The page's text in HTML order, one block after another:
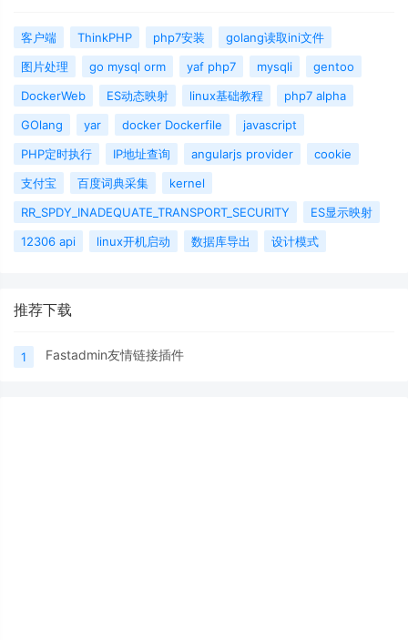
客户端 ThinkPHP php7安装
golang读取ini文件
图片处理
go mysql orm yaf php7 mysqli
gentoo
DockerWeb
ES动态映射 linux基础教程
php7 alpha
GOlang
yar docker Dockerfile
javascript
PHP定时执行
IP地址查询 angularjs provider
cookie
支付宝
百度词典采集
kernel
RR_SPDY_INADEQUATE_TRANSPORT_SECURITY
ES显示映射
12306 api
linux开机启动 数据库导出 设计模式
推荐下载
1 Fastadmin友情链接插件